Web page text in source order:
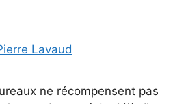
Lavaud
ne récompensent pas